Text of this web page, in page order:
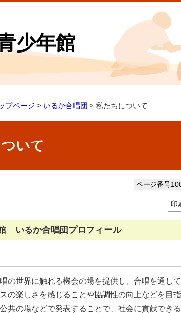
少年館
プページ > いるか合唱団 > 私たちについて
いて
ページ番号
印
いるか合唱団プロフィール
の世界に触れる機会の場を提供し、合唱を通し
の楽しさを感じることや協調性の向上などを目
共の場などで発表することで、社会に貢献できる